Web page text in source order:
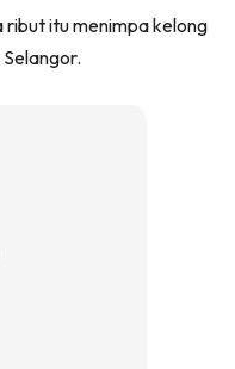
itu menimpa kelong